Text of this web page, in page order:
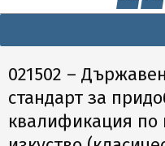
Navigation
021502 –
стандарт за
квалификация по